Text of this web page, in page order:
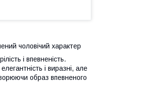
чоловічий характер
і впевненість.
і виразні, але
образ впевненого